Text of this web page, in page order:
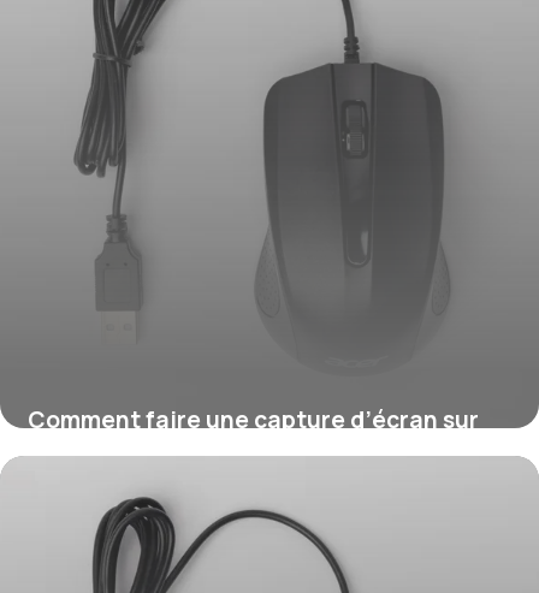
Comment faire une capture d’écran sur
Windows ?
16 juillet 2026